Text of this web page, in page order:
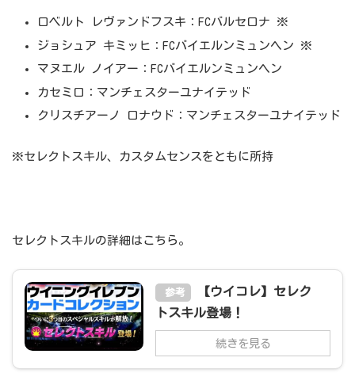
ロベルト レヴァンドフスキ：FCバルセロナ ※
ジョシュア キミッヒ：FCバイエルンミュンヘン ※
マヌエル ノイアー：FCバイエルンミュンヘン
カセミロ：マンチェスターユナイテッド
クリスチアーノ ロナウド：マンチェスターユナイテッド
※セレクトスキル、カスタムセンスをともに所持
セレクトスキルの詳細はこちら。
参考
【ウイコレ】セレク
トスキル登場！
続きを見る